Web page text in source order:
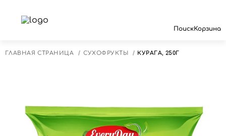
ПоискКорзина
ГЛАВНАЯ СТРАНИЦА СУХОФРУКТЫ КУРАГА, 250Г